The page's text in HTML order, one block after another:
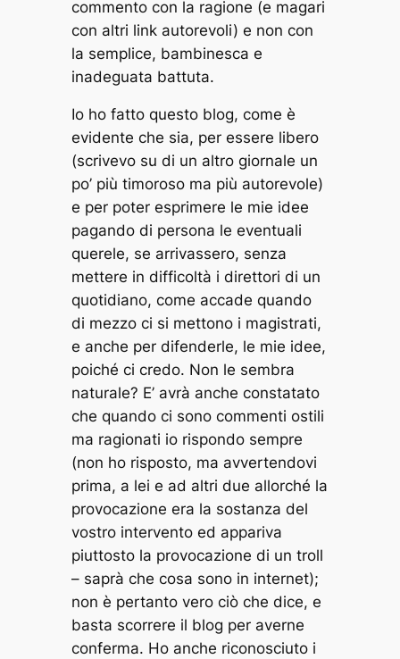
commento con la ragione (e magari
con altri link autorevoli) e non con
la semplice, bambinesca e
inadeguata battuta.
Io ho fatto questo blog, come è
evidente che sia, per essere libero
(scrivevo su di un altro giornale un
po’ più timoroso ma più autorevole)
e per poter esprimere le mie idee
pagando di persona le eventuali
querele, se arrivassero, senza
mettere in difficoltà i direttori di un
quotidiano, come accade quando
di mezzo ci si mettono i magistrati,
e anche per difenderle, le mie idee,
poiché ci credo. Non le sembra
naturale? E’ avrà anche constatato
che quando ci sono commenti ostili
ma ragionati io rispondo sempre
(non ho risposto, ma avvertendovi
prima, a lei e ad altri due allorché la
provocazione era la sostanza del
vostro intervento ed appariva
piuttosto la provocazione di un troll
– saprà che cosa sono in internet);
non è pertanto vero ciò che dice, e
basta scorrere il blog per averne
conferma. Ho anche riconosciuto i